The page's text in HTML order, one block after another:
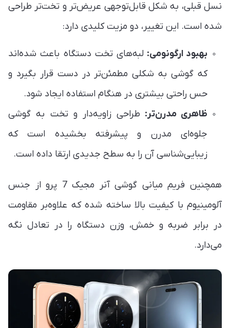
نسل قبلی، به شکل قابل‌توجهی عریض‌تر و تخت‌تر طراحی
شده است. این تغییر، دو مزیت کلیدی دارد:
بهبود ارگونومی: لبه‌های تخت دستگاه باعث شده‌اند
که گوشی به شکلی مطمئن‌تر در دست قرار بگیرد و
حس راحتی بیشتری در هنگام استفاده ایجاد شود.
ظاهری مدرن‌تر: طراحی زاویه‌دار و تخت به گوشی
جلوه‌ای مدرن و پیشرفته بخشیده است که
زیبایی‌شناسی آن را به سطح جدیدی ارتقا داده است.
همچنین فریم میانی گوشی آنر مجیک 7 پرو از جنس
آلومینیوم با کیفیت بالا ساخته شده که علاوه‌بر مقاومت
در برابر ضربه و خمش، وزن دستگاه را در تعادل نگه
می‌دارد.